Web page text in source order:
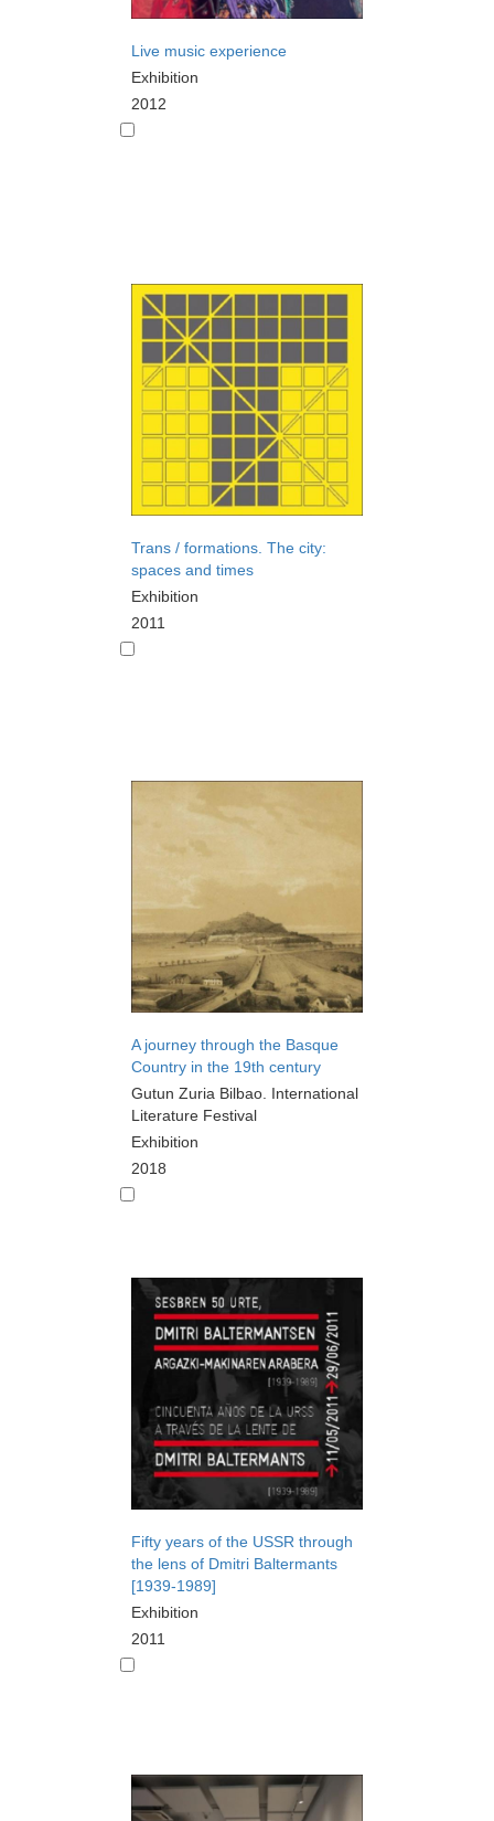
Live music experience
Exhibition
2012
Trans / formations. The city:
spaces and times
Exhibition
2011
A journey through the Basque
Country in the 19th century
Gutun Zuria Bilbao. International
Literature Festival
Exhibition
2018
Fifty years of the USSR through
the lens of Dmitri Baltermants
[1939-1989]
Exhibition
2011